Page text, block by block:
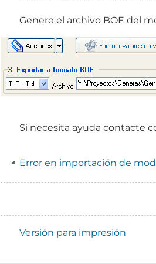
Genere el archivo BOE del
Si necesita ayuda contacte
Error en importación de
Versión para impresión